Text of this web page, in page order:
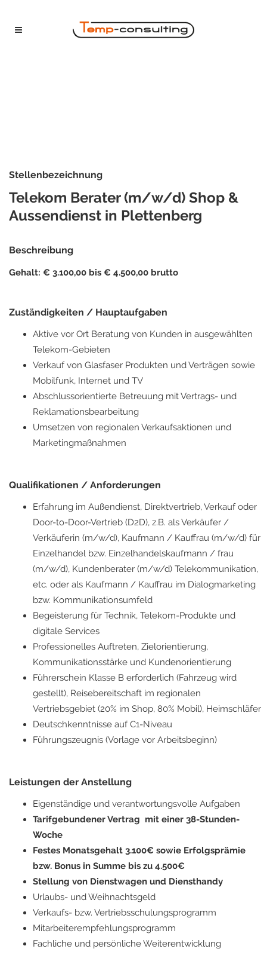
Stellenbezeichnung
Telekom Berater (m/w/d) Shop &
Aussendienst in Plettenberg
Beschreibung
Gehalt: € 3.100,00 bis € 4.500,00 brutto
Zuständigkeiten / Hauptaufgaben
Aktive vor Ort Beratung von Kunden in ausgewählten
Telekom-Gebieten
Verkauf von Glasfaser Produkten und Verträgen sowie
Mobilfunk, Internet und TV
Abschlussorientierte Betreuung mit Vertrags- und
Reklamationsbearbeitung
Umsetzen von regionalen Verkaufsaktionen und
Marketingmaßnahmen
Qualifikationen / Anforderungen
Erfahrung im Außendienst, Direktvertrieb, Verkauf oder
Door-to-Door-Vertrieb (D2D), z.B. als Verkäufer /
Verkäuferin (m/w/d), Kaufmann / Kauffrau (m/w/d) für
Einzelhandel bzw. Einzelhandelskaufmann / frau
(m/w/d), Kundenberater (m/w/d) Telekommunikation,
etc. oder als Kaufmann / Kauffrau im Dialogmarketing
bzw. Kommunikationsumfeld
Begeisterung für Technik, Telekom-Produkte und
digitale Services
Professionelles Auftreten, Zielorientierung,
Kommunikationsstärke und Kundenorientierung
Führerschein Klasse B erforderlich (Fahrzeug wird
gestellt), Reisebereitschaft im regionalen
Vertriebsgebiet (20% im Shop, 80% Mobil), Heimschläfer
Deutschkenntnisse auf C1-Niveau
Führungszeugnis (Vorlage vor Arbeitsbeginn)
Leistungen der Anstellung
Eigenständige und verantwortungsvolle Aufgaben
Tarifgebundener Vertrag mit einer 38-Stunden-
Woche
Festes Monatsgehalt 3.100€ sowie Erfolgsprämie
bzw. Bonus in Summe bis zu 4.500€
Stellung von Dienstwagen und Diensthandy
Urlaubs- und Weihnachtsgeld
Verkaufs- bzw. Vertriebsschulungsprogramm
Mitarbeiterempfehlungsprogramm
Fachliche und persönliche Weiterentwicklung